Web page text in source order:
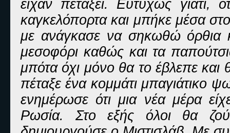
είχαν πετάξει. Ευτυχώς γιατί,
καγκελόπορτα και μπήκε μέσα
με ανάγκασε να σηκωθώ όρθια
μεσοφόρι καθώς και τα
μπότα όχι μόνο θα το έβλεπε
πέταξε ένα κομμάτι μπαγιάτικο
ενημέρωσε ότι μια νέα μέρα
Ρωσία. Στο εξής όλοι θα